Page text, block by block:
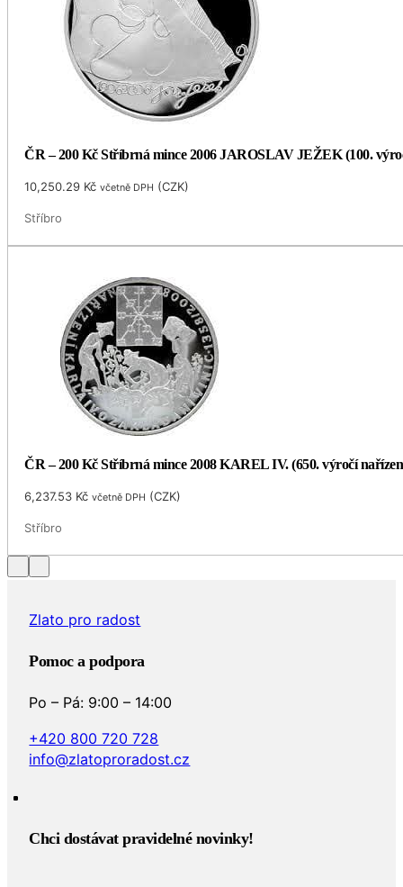
ČR – 200 Kč Stříbrná mince 2006 JAROSLAV JEŽEK (100.
10,250.29 Kč včetně DPH (CZK)
Stříbro
ČR – 200 Kč Stříbrná mince 2008 KAREL IV. (650. výročí
6,237.53 Kč včetně DPH (CZK)
Stříbro
Zlato pro radost
Pomoc a podpora
Po – Pá: 9:00 – 14:00
+420 800 720 728
info@zlatoproradost.cz
Chci dostávat pravidelné novinky!​